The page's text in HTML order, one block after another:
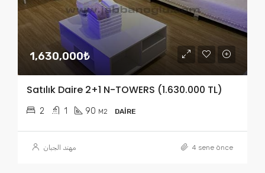
1,630,000₺
Satılık Daire 2+1 N-TOWERS (1.630.000 TL)
2 1 90 M2 DAIRE
مهند الجبان 4 sene önce